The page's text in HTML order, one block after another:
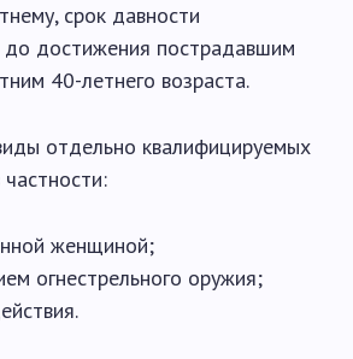
срок давности
до достижения пострадавшим
40-летнего возраста.
отдельно квалифицируемых
частности:
женщиной;
огнестрельного оружия;